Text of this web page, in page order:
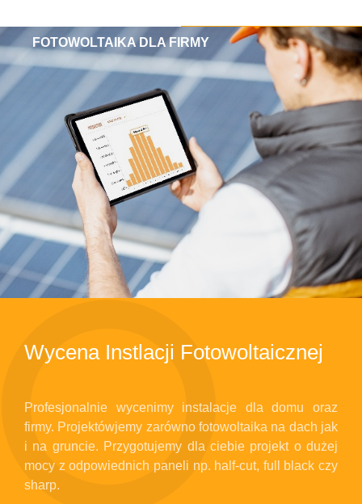
Wycena Instlacji Fotowoltaicznej
Profesjonalnie wycenimy instalacje dla domu oraz
firmy. Projektówjemy zarówno fotowoltaika na dach jak
i na gruncie. Przygotujemy dla ciebie projekt o dużej
mocy z odpowiednich paneli np. half-cut, full black czy
sharp.
FOTOWOLTAIKA DLA FIRMY